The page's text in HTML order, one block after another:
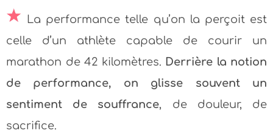
La performance telle qu’on la perçoit est
celle d’un athlète capable de courir un
marathon de 42 kilomètres. Derrière la notion
de performance, on glisse souvent un
sentiment de souffrance, de douleur, de
sacrifice.